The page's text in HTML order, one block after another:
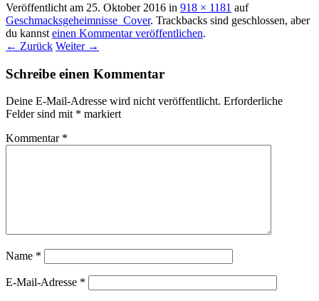
Veröffentlicht am 25. Oktober 2016 in 918 × 1181 auf
Geschmacksgeheimnisse_Cover. Trackbacks sind geschlossen, aber
du kannst einen Kommentar veröffentlichen.
← Zurück Weiter →
Schreibe einen Kommentar
Deine E-Mail-Adresse wird nicht veröffentlicht. Erforderliche
Felder sind mit * markiert
Kommentar *
Name *
E-Mail-Adresse *